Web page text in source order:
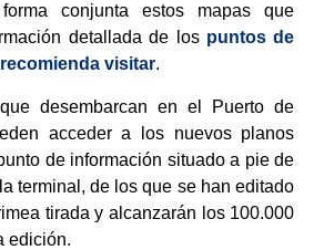
conjunta estos mapas que
detallada de los puntos de
visitar.
desembarcan en el Puerto de
acceder a los nuevos planos
de información situado a pie de
terminal, de los que se han editado
tirada y alcanzarán los 100.000
edición.